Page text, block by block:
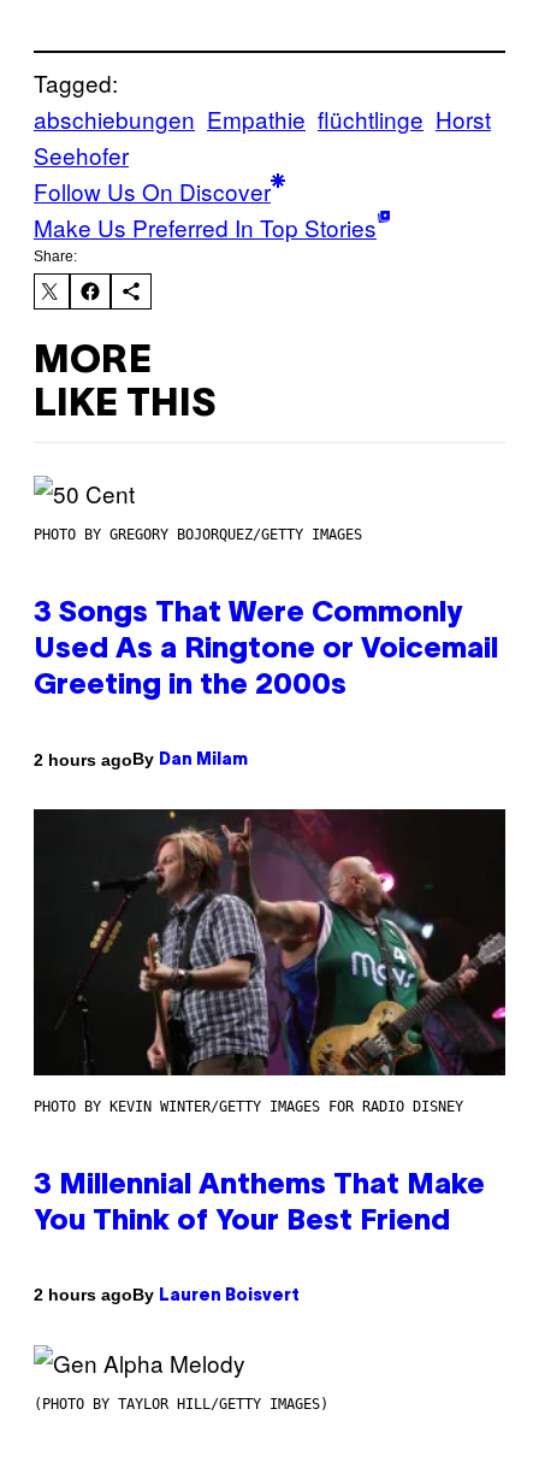
Tagged:
abschiebungen Empathie flüchtlinge Horst
Seehofer
Follow Us On Discover
Make Us Preferred In Top Stories
Share:
MORE
LIKE THIS
PHOTO BY GREGORY BOJORQUEZ/GETTY IMAGES
3 Songs That Were Commonly
Used As a Ringtone or Voicemail
Greeting in the 2000s
2 hours agoBy Dan Milam
PHOTO BY KEVIN WINTER/GETTY IMAGES FOR RADIO DISNEY
3 Millennial Anthems That Make
You Think of Your Best Friend
2 hours agoBy Lauren Boisvert
(PHOTO BY TAYLOR HILL/GETTY IMAGES)